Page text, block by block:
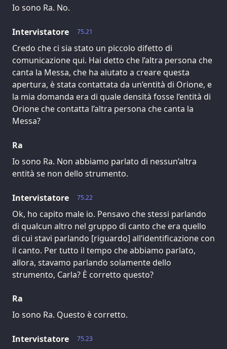
Io sono Ra. No.
75.21
Intervistatore
Credo che ci sia stato un piccolo difetto di
comunicazione qui. Hai detto che l’altra persona che
canta la Messa, che ha aiutato a creare questa
apertura, è stata contattata da un’entità di Orione, e
la mia domanda era di quale densità fosse l’entità di
Orione che contatta l’altra persona che canta la
Messa?
Ra
Io sono Ra. Non abbiamo parlato di nessun’altra
entità se non dello strumento.
75.22
Intervistatore
Ok, ho capito male io. Pensavo che stessi parlando
di qualcun altro nel gruppo di canto che era quello
di cui stavi parlando [riguardo] all’identificazione con
il canto. Per tutto il tempo che abbiamo parlato,
allora, stavamo parlando solamente dello
strumento, Carla? È corretto questo?
Ra
Io sono Ra. Questo è corretto.
75.23
Intervistatore